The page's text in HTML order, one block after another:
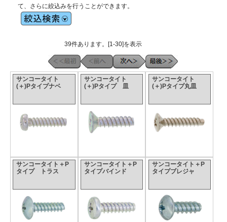
て、さらに絞込みを行うことができます。
39件あります。[1-30]を表示
サンコータイト
(＋)Pタイプナベ
サンコータイト
(＋)Pタイプ 皿
サンコータイト
(＋)Pタイプ丸皿
サンコータイト＋P
タイプ トラス
サンコータイト＋P
タイプバインド
サンコータイト＋P
タイプブレジャ